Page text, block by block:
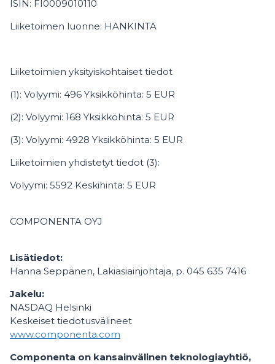
ISIN: FI0009010110
Liiketoimen luonne: HANKINTA
Liiketoimien yksityiskohtaiset tiedot
(1): Volyymi: 496 Yksikköhinta: 5 EUR
(2): Volyymi: 168 Yksikköhinta: 5 EUR
(3): Volyymi: 4928 Yksikköhinta: 5 EUR
Liiketoimien yhdistetyt tiedot (3):
Volyymi: 5592 Keskihinta: 5 EUR
COMPONENTA OYJ
Lisätiedot:
Hanna Seppänen, Lakiasiainjohtaja, p. 045 635 7416
Jakelu:
NASDAQ Helsinki
Keskeiset tiedotusvälineet
www.componenta.com
Componenta on kansainvälinen teknologiayhtiö,